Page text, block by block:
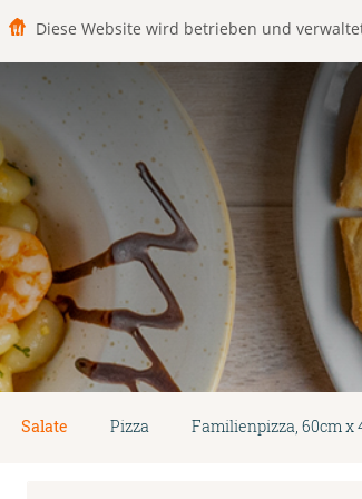
Diese Website wird betrieben und
Salate Pizza Familienpizza, 60cm x